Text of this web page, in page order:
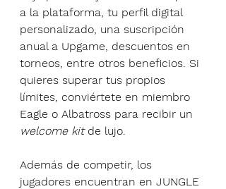
a la plataforma, tu perfil digital
personalizado, una suscripción
anual a Upgame, descuentos en
torneos, entre otros beneficios. Si
quieres superar tus propios
límites, conviértete en miembro
Eagle o Albatross para recibir un
welcome kit de lujo.
Además de competir, los
jugadores encuentran en JUNGLE